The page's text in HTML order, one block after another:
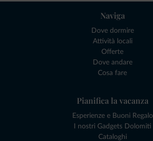
Naviga
Dove dormire
Attività locali
Offerte
Dove andare
Cosa fare
Pianifica la vacanza
Esperienze e Buoni Regalo
I nostri Gadgets Dolomiti
Cataloghi